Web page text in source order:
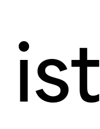
ist